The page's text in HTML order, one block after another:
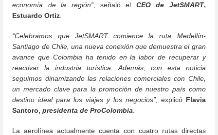
economía de la región”, señaló el CEO de JetSMART,
Estuardo Ortiz
“Celebramos que JetSMART comience la ruta Medellín-
Santiago de Chile, una nueva conexión que demuestra el gran
avance que Colombia ha tenido en la labor de recuperar y
reactivar la industria turística. Además, con esta noticia
seguimos dinamizando las relaciones comerciales con Chile,
un mercado clave para la promoción de nuestro país como
destino ideal para los viajes y los negocios”, explicó Flavia
Santoro,presidenta de ProColombia
La aerolínea actualmente cuenta con cuatro rutas directas